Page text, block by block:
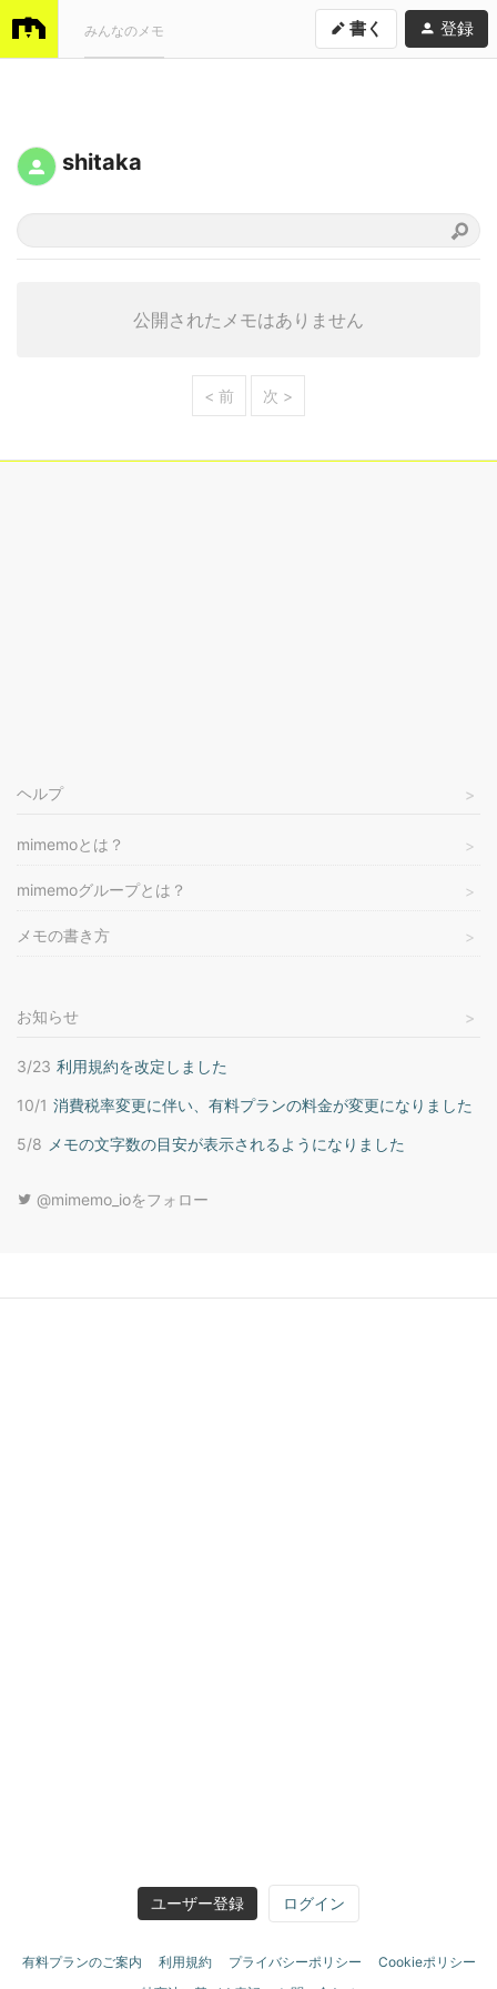
みんなのメモ 書く 登録
shitaka
公開されたメモはありません
< 前 次 >
ヘルプ
mimemoとは？
mimemoグループとは？
メモの書き方
お知らせ
3/23 利用規約を改定しました
10/1 消費税率変更に伴い、有料プランの料金が変更になりました
5/8 メモの文字数の目安が表示されるようになりました
@mimemo_ioをフォロー
ユーザー登録 ログイン
有料プランのご案内 利用規約 プライバシーポリシー
Cookieポリシー